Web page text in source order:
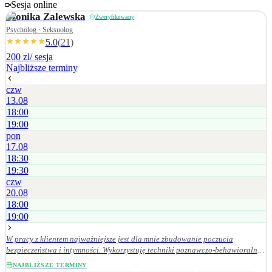
zagubienia, trudności w relacjach
Sesja online
Monika Zalewska Zweryfikowany
Psycholog · Seksuolog
5.0(21)
200 zl/ sesja
Najbliższe terminy
czw
13.08
18:00
19:00
pon
17.08
18:30
19:30
czw
20.08
18:00
19:00
W pracy z klientem najważniejsze jest dla mnie zbudowanie poczucia
bezpieczeństwa i intymności. Wykorzystuję techniki poznawczo-behawioralne,
podejście skoncentrowane na rozwiązaniach (TSR), polegające na
NAJBLIŻSZE TERMINY